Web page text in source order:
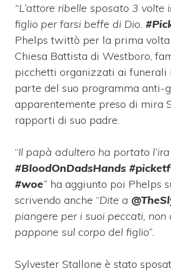
“L’attore ribelle sposato 3 volte
figlio per farsi beffe di Dio.
Phelps twittò per la prima
Chiesa Battista di Westboro,
picchetti organizzati ai funerali
parte del suo programma anti-
apparentemente preso di mira
rapporti di suo padre.
“Il papà adultero ha portato
‪#BloodOnDadsHands‬
‪#woe‬” ha aggiunto poi Phelps
scrivendo anche “Dite a
piangere per i suoi peccati, non
pappone sul corpo del figlio”.
Sylvester Stallone è stato